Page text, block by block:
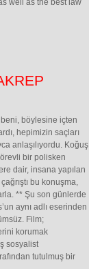
well as the best law
beni, böylesine içten
hepimizin saçları
anlaşılıyordu. Koğuş
bir polisken
dair, insana yapılan
bu konuşma,
** Şu son günlerde
aynı adlı eserinden
Film;
korumak
sosyalist
tutulmuş bir